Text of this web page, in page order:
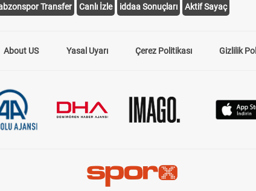
Transfer Canlı İzle iddaa Sonuçları Aktif Sayaç
About US Yasal Uyarı Çerez Politikası Gizlilik